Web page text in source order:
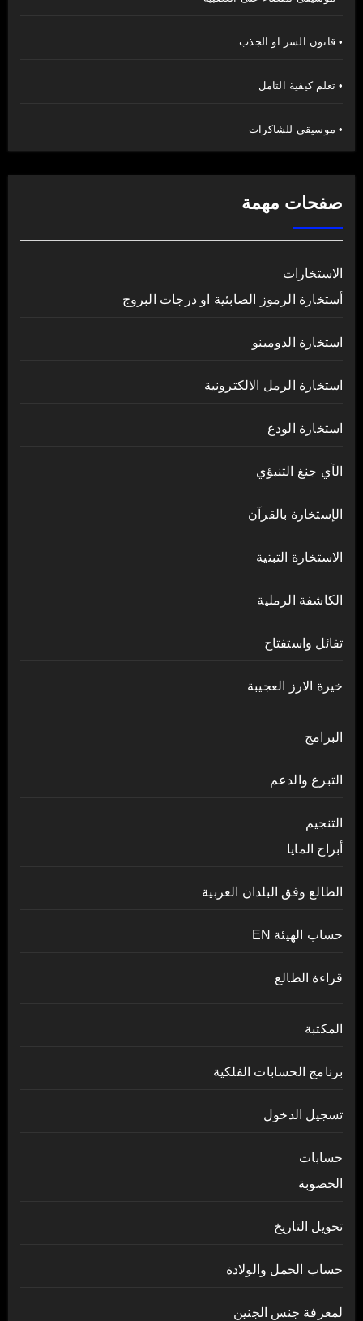
• قانون السر او الجذب
• تعلم كيفية التامل
• موسيقى للشاكرات
صفحات مهمة
الاستخارات
أستخارة الرموز الصابئية او درجات البروج
استخارة الدومينو
استخارة الرمل الالكترونية
استخارة الودع
الآي جنغ التنبؤي
الإستخارة بالقرآن
الاستخارة التبتية
الكاشفة الرملية
تفائل واستفتاح
خيرة الارز العجيبة
البرامج
التبرع والدعم
التنجيم
أبراج المايا
الطالع وفق البلدان العربية
حساب الهيئة EN
قراءة الطالع
المكتبة
برنامج الحسابات الفلكية
تسجيل الدخول
حسابات
الخصوبة
تحويل التاريخ
حساب الحمل والولادة
لمعرفة جنس الجنين